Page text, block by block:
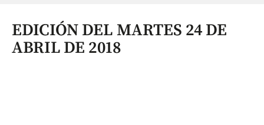
EDICIÓN DEL MARTES 24 DE
ABRIL DE 2018